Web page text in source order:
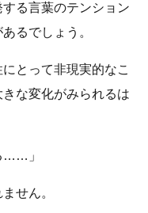
る言葉のテンション
るでしょう。
とって非現実的なこ
な変化がみられるは
……」
せん。